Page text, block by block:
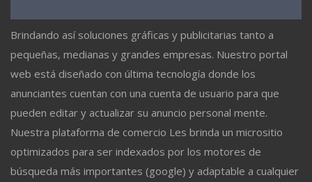
Brindando así soluciones gráficas y publicitarias tanto a
pequeñas, medianas y grandes empresas. Nuestro portal
web está diseñado con última tecnología donde los
anunciantes cuentan con una cuenta de usuario para que
pueden editar y actualizar su anuncio personal mente.
Nuestra plataforma de comercio Les brinda un micrositio
optimizados para ser indexados por los motores de
búsqueda más importantes (google) y adaptable a cualquier